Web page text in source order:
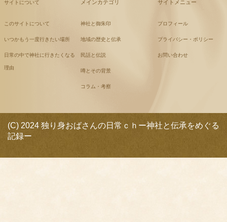
サイトについて
このサイトについて
いつかもう一度行きたい場所
日常の中で神社に行きたくなる
理由
メインカテゴリ
神社と御朱印
地域の歴史と伝承
民話と伝説
噂とその背景
コラム・考察
サイトメニュー
プロフィール
プライバシー・ポリシー
お問い合わせ
(C) 2024 独り身おばさんの日常ｃｈー神社と伝承をめぐる
記録ー